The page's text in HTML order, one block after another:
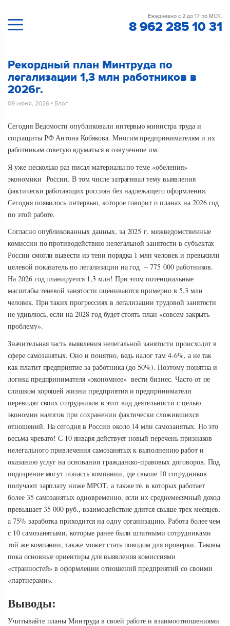
Ежедневно с 2 до 17 по МСК.
8 962 285 10 31
Рекордный план Минтруда по
легализации 1,3 млн работников в
2026г.
09 июня, 2026 • Блог
Сегодня Ведомости опубликовали интервью министра труда и
соцзащиты РФ Антона Кобякова. Многим предпринимателям и их
работникам советую вдуматься в озвученное им.
Я уже несколько раз писал материалы по теме «обеления»
экономики России. В том числе затрагивал тему выявления
фактически работающих россиян без надлежащего оформления.
Сегодня появилось интервью, которое говорит о планах на 2026 год
по этой работе.
Согласно опубликованных данных, за 2025 г. межведомственные
комиссии по противодействию нелегальной занятости в субъектах
России смогли вывести из тени порядка 1 млн человек и превысили
целевой показатель по легализации на год – 775 000 работников.
На 2026 год планируется 1,3 млн! При этом потенциальные
масштабы теневой занятости оцениваются примерно в 5,3 млн
человек. При таких прогрессиях в легализации трудовой занятости
не удивлюсь, если на 2028 год будет стоять план «совсем закрыть
проблему».
Значительная часть выявления нелегальной занятости происходит в
сфере самозанятых. Оно и понятно, ведь налог там 4-6%, а не так
как платит предприятие за работника (до 50%). Поэтому понятна и
логика предпринимателя «экономнее» вести бизнес. Часто от не
слишком хорошей жизни предприятия и предприниматели
переводят своих сотрудников в этот вид деятельности с целью
экономии налогов при сохранении фактически сложившихся
отношений. На сегодня в России около 14 млн самозанятых. Но это
весьма чревато! С 10 января действует новый перечень признаков
нелегального привлечения самозанятых к выполнению работ и
оказанию услуг на основании гражданско-правовых договоров. Под
подозрение могут попасть компании, где свыше 10 сотрудников
получают зарплату ниже МРОТ, а также те, в которых работает
более 35 самозанятых одновременно, если их среднемесячный доход
превышает 35 000 руб., взаимодействие длится свыше трех месяцев,
а 75% заработка приходится на одну организацию. Работа более чем
с 10 самозанятыми, которые ранее были штатными сотрудниками
той же компании, также может стать поводом для проверки. Таковы
пока основные ориентиры для выявления комиссиями
«странностей» в оформлении отношений предприятий со своими
«партнерами».
Выводы:
Учитывайте планы Минтруда в своей работе и взаимоотношениями